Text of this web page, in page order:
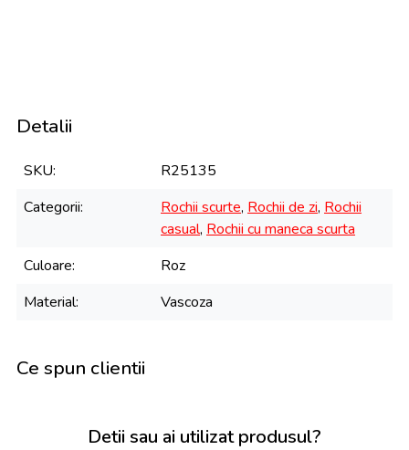
Detalii
SKU
R25135
Categorii
Rochii scurte, Rochii de zi, Rochii
casual, Rochii cu maneca scurta
Culoare
Roz
Material
Vascoza
Ce spun clientii
Detii sau ai utilizat produsul?